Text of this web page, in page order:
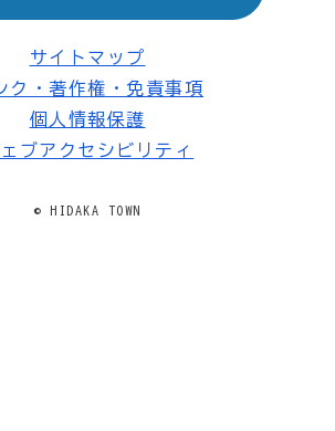
サイトマップ
ク・著作権・免責事項
個人情報保護
ブアクセシビリティ
© HIDAKA TOWN